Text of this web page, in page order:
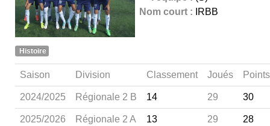
Nom court :
IRBB
Histoire
Saison Division Classement Joués Points
2024/2025 Régionale 2 B 14 29 30
2025/2026 Régionale 2 A 13 29 28